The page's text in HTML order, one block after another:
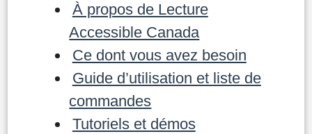
À propos de Lecture
Accessible Canada
Ce dont vous avez besoin
Guide d’utilisation et liste de
commandes
Tutoriels et démos